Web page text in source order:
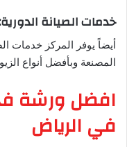
خدمات الصيانة الدورية:
أيضاً يوفر المركز خدمات
المصنعة وبأفضل أنواع
افضل ورشة
في الرياض